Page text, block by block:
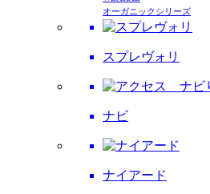
オーガニックシリーズ
スプレヴォリ
ナビ
ナイアード